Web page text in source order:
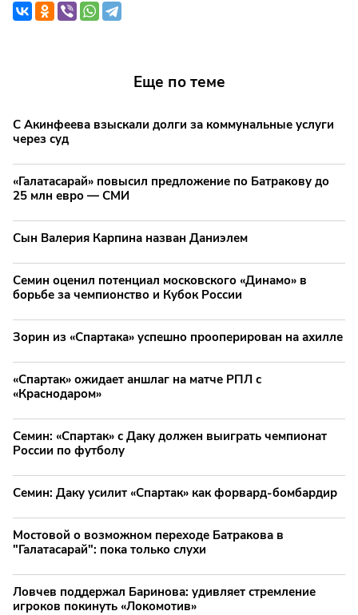
Еще по теме
С Акинфеева взыскали долги за коммунальные услуги
через суд
«Галатасарай» повысил предложение по Батракову до
25 млн евро — СМИ
Сын Валерия Карпина назван Даниэлем
Семин оценил потенциал московского «Динамо» в
борьбе за чемпионство и Кубок России
Зорин из «Спартака» успешно прооперирован на ахилле
«Спартак» ожидает аншлаг на матче РПЛ с
«Краснодаром»
Семин: «Спартак» с Даку должен выиграть чемпионат
России по футболу
Семин: Даку усилит «Спартак» как форвард-бомбардир
Мостовой о возможном переходе Батракова в
"Галатасарай": пока только слухи
Ловчев поддержал Баринова: удивляет стремление
игроков покинуть «Локомотив»